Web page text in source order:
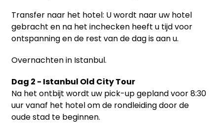
Transfer naar het hotel: U wordt naar uw hotel
gebracht en na het inchecken heeft u tijd voor
ontspanning en de rest van de dag is aan u.
Overnachten in Istanbul.
Dag 2 - Istanbul Old City Tour
Na het ontbijt wordt uw pick-up gepland voor 8:30
uur vanaf het hotel om de rondleiding door de
oude stad te beginnen.